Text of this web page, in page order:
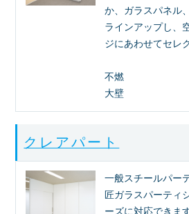
か、ガラスパネル
ラインアップし、
ジにあわせてセレ
不燃
大壁
クレアパート
一般スチールパー
匠ガラスパーティ
ーズに対応できま